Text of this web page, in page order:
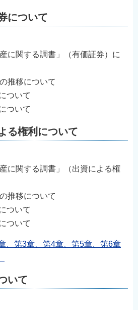
について
に関する調書」（有価証券）に
推移について
ついて
ついて
る権利について
に関する調書」（出資による権
推移について
ついて
ついて
、第3章、第4章、第5章、第6章
いて